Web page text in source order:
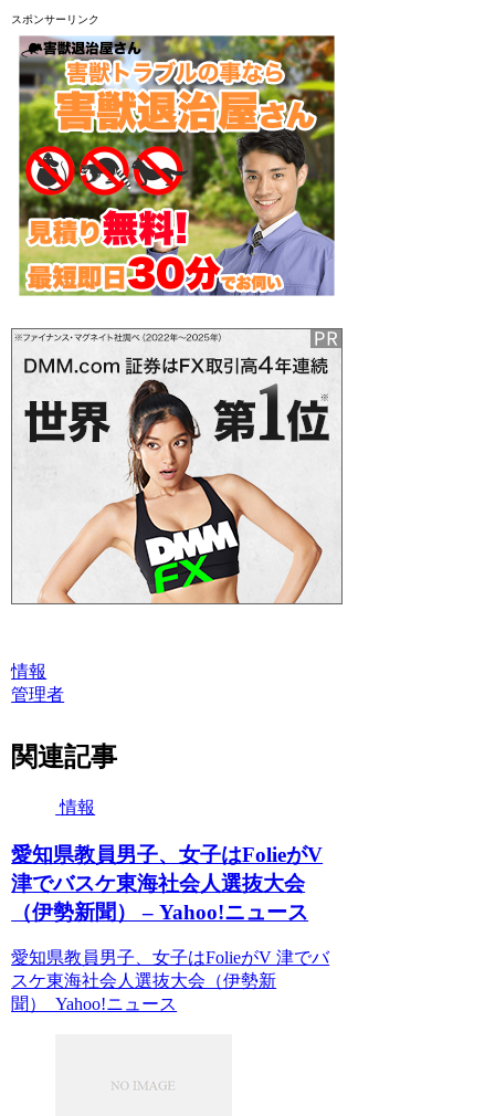
スポンサーリンク
情報
管理者
関連記事
情報
愛知県教員男子、女子はFolieがV
津でバスケ東海社会人選抜大会
（伊勢新聞） – Yahoo!ニュース
愛知県教員男子、女子はFolieがV 津でバ
スケ東海社会人選抜大会（伊勢新
聞） Yahoo!ニュース